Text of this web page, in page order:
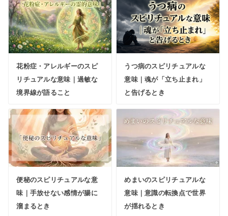
花粉症・アレルギーのスピ
リチュアルな意味｜過敏な
境界線が語ること
うつ病のスピリチュアルな
意味｜魂が「立ち止まれ」
と告げるとき
便秘のスピリチュアルな意
味｜手放せない感情が腸に
溜まるとき
めまいのスピリチュアルな
意味｜意識の転換点で世界
が揺れるとき